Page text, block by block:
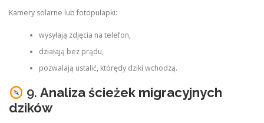
Kamery solarne lub fotopułapki:
wysyłają zdjęcia na telefon,
działają bez prądu,
pozwalają ustalić, którędy dziki wchodzą.
9. Analiza ścieżek migracyjnych
dzików